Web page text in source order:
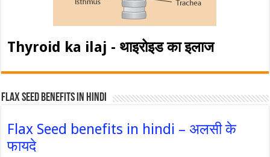
Thyroid ka ilaj - थाइरोइड का इलाज
Flax Seed Benefits in hindi
Flax Seed benefits in hindi – अलसी के
फायदे